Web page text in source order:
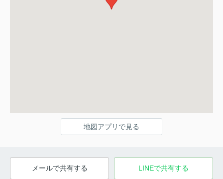
地図アプリで見る
メールで共有する LINEで共有する